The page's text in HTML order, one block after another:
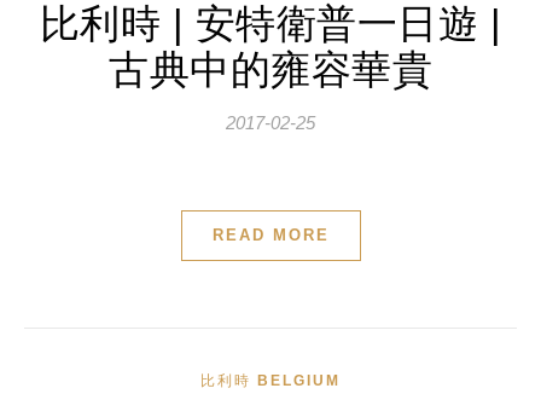
比利時 | 安特衛普一日遊 |
古典中的雍容華貴
2017-02-25
READ MORE
比利時 BELGIUM